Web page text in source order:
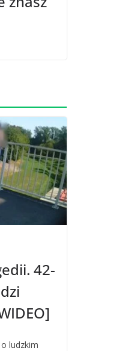
42-
ludzkim